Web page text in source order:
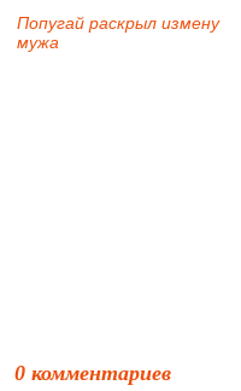
Попугай раскрыл измену
мужа
0 комментариев